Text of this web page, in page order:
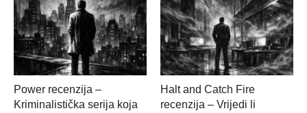
Power recenzija –
Kriminalistička serija koja
Halt and Catch Fire
recenzija – Vrijedi li